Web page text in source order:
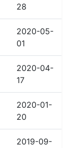
28
2020-05-
01
2020-04-
17
2020-01-
20
2019-09-